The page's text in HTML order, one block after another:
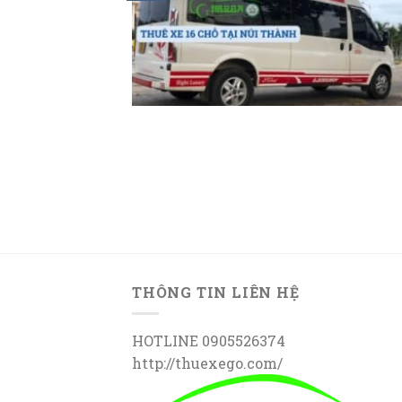
THÔNG TIN LIÊN HỆ
HOTLINE 0905526374
http://thuexego.com/